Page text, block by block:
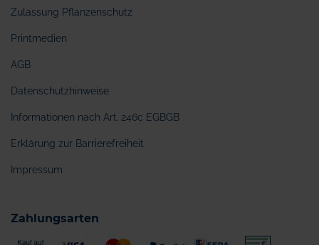
Zulassung Pflanzenschutz
Printmedien
AGB
Datenschutzhinweise
Informationen nach Art. 246c EGBGB
Erklärung zur Barrierefreiheit
Impressum
Zahlungsarten